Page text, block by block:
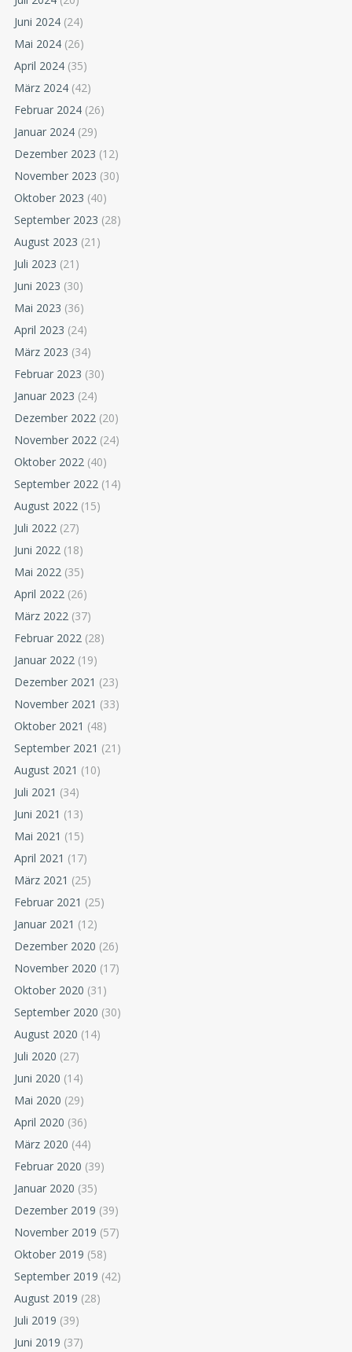
Juni 2024 (24)
Mai 2024 (26)
April 2024 (35)
März 2024 (42)
Februar 2024 (26)
Januar 2024 (29)
Dezember 2023 (12)
November 2023 (30)
Oktober 2023 (40)
September 2023 (28)
August 2023 (21)
Juli 2023 (21)
Juni 2023 (30)
Mai 2023 (36)
April 2023 (24)
März 2023 (34)
Februar 2023 (30)
Januar 2023 (24)
Dezember 2022 (20)
November 2022 (24)
Oktober 2022 (40)
September 2022 (14)
August 2022 (15)
Juli 2022 (27)
Juni 2022 (18)
Mai 2022 (35)
April 2022 (26)
März 2022 (37)
Februar 2022 (28)
Januar 2022 (19)
Dezember 2021 (23)
November 2021 (33)
Oktober 2021 (48)
September 2021 (21)
August 2021 (10)
Juli 2021 (34)
Juni 2021 (13)
Mai 2021 (15)
April 2021 (17)
März 2021 (25)
Februar 2021 (25)
Januar 2021 (12)
Dezember 2020 (26)
November 2020 (17)
Oktober 2020 (31)
September 2020 (30)
August 2020 (14)
Juli 2020 (27)
Juni 2020 (14)
Mai 2020 (29)
April 2020 (36)
März 2020 (44)
Februar 2020 (39)
Januar 2020 (35)
Dezember 2019 (39)
November 2019 (57)
Oktober 2019 (58)
September 2019 (42)
August 2019 (28)
Juli 2019 (39)
Juni 2019 (37)